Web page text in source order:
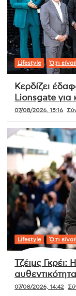
Lifestyle Ό,τι είναι!
Κερδίζει
Lionsgate για
07/08/2026, 15:16
Lifestyle Ό,τι είναι!
Τζέιμς
07/08/2026, 14:42